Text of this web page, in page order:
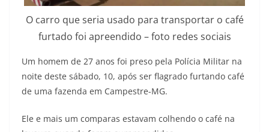
O carro que seria usado para transportar o café
furtado foi apreendido – foto redes sociais
Um homem de 27 anos foi preso pela Polícia Militar na
noite deste sábado, 10, após ser flagrado furtando café
de uma fazenda em Campestre-MG.
Ele e mais um comparas estavam colhendo o café na